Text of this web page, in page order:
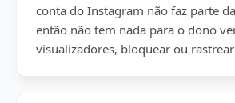
conta do Instagram não faz parte
então não tem nada para o dono
visualizadores, bloquear ou